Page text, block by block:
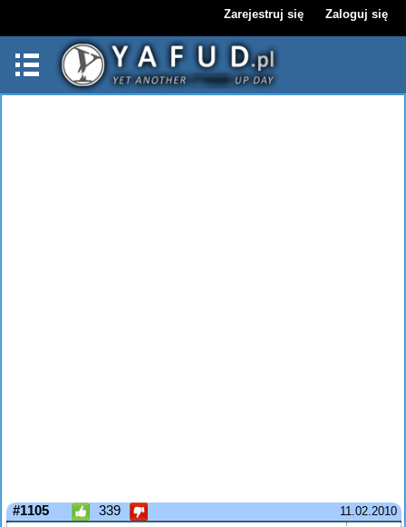
Zarejestruj się Zaloguj się
11.02.2010
#1105 339